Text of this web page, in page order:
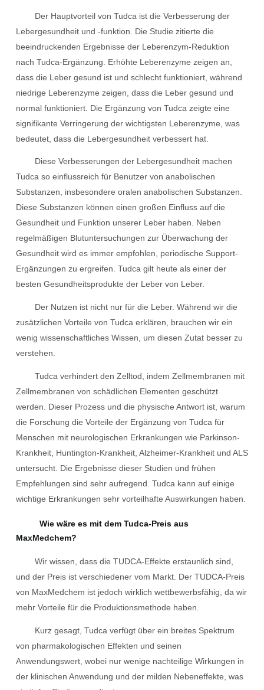
Der Hauptvorteil von Tudca ist die Verbesserung der
Lebergesundheit und -funktion. Die Studie zitierte die
beeindruckenden Ergebnisse der Leberenzym-Reduktion
nach Tudca-Ergänzung. Erhöhte Leberenzyme zeigen an,
dass die Leber gesund ist und schlecht funktioniert, während
niedrige Leberenzyme zeigen, dass die Leber gesund und
normal funktioniert. Die Ergänzung von Tudca zeigte eine
signifikante Verringerung der wichtigsten Leberenzyme, was
bedeutet, dass die Lebergesundheit verbessert hat.
Diese Verbesserungen der Lebergesundheit machen
Tudca so einflussreich für Benutzer von anabolischen
Substanzen, insbesondere oralen anabolischen Substanzen.
Diese Substanzen können einen großen Einfluss auf die
Gesundheit und Funktion unserer Leber haben. Neben
regelmäßigen Blutuntersuchungen zur Überwachung der
Gesundheit wird es immer empfohlen, periodische Support-
Ergänzungen zu ergreifen. Tudca gilt heute als einer der
besten Gesundheitsprodukte der Leber von Leber.
Der Nutzen ist nicht nur für die Leber. Während wir die
zusätzlichen Vorteile von Tudca erklären, brauchen wir ein
wenig wissenschaftliches Wissen, um diesen Zutat besser zu
verstehen.
Tudca verhindert den Zelltod, indem Zellmembranen mit
Zellmembranen von schädlichen Elementen geschützt
werden. Dieser Prozess und die physische Antwort ist, warum
die Forschung die Vorteile der Ergänzung von Tudca für
Menschen mit neurologischen Erkrankungen wie Parkinson-
Krankheit, Huntington-Krankheit, Alzheimer-Krankheit und ALS
untersucht. Die Ergebnisse dieser Studien und frühen
Empfehlungen sind sehr aufregend. Tudca kann auf einige
wichtige Erkrankungen sehr vorteilhafte Auswirkungen haben.
Wie wäre es mit dem Tudca-Preis aus
MaxMedchem?
Wir wissen, dass die TUDCA-Effekte erstaunlich sind,
und der Preis ist verschiedener vom Markt. Der TUDCA-Preis
von MaxMedchem ist jedoch wirklich wettbewerbsfähig, da wir
mehr Vorteile für die Produktionsmethode haben.
Kurz gesagt, Tudca verfügt über ein breites Spektrum
von pharmakologischen Effekten und seinen
Anwendungswert, wobei nur wenige nachteilige Wirkungen in
der klinischen Anwendung und der milden Nebeneffekte, was